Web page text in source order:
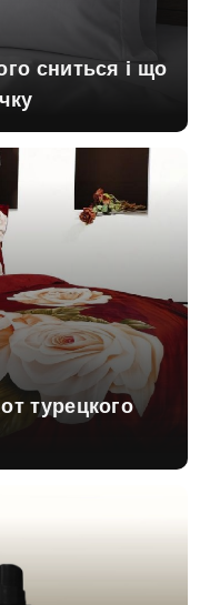
сниться і що
турецкого